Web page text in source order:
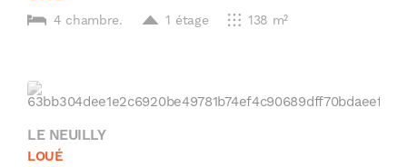
4 chambre. 1 étage 138 m²
LE NEUILLY
LOUÉ